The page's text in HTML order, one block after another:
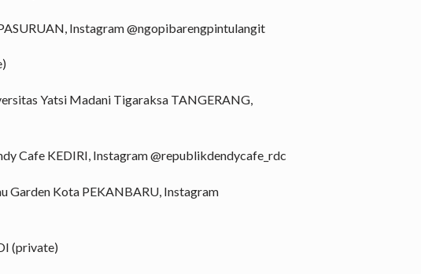
Instagram @ngopibarengpintulangit
Yatsi Madani Tigaraksa TANGERANG,
Cafe KEDIRI, Instagram @republikdendycafe_rdc
Garden Kota PEKANBARU, Instagram
(private)